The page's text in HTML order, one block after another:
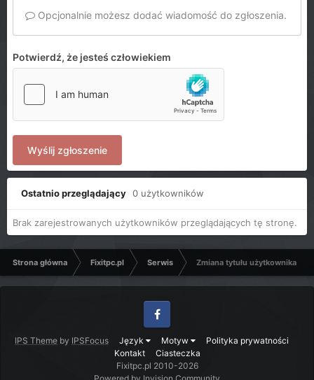
Opcjonalnie możesz dodać wiadomość do zgłoszenia.
Potwierdź, że jesteś człowiekiem
Wyślij zgłoszenie
Ostatnio przeglądający 0 użytkowników
Brak zarejestrowanych użytkowników przeglądających tę stronę.
Strona główna Fixitpc.pl Serwis Zmiana tytułu użytkownika
IPS Theme by IPSFocus Język Motyw
Polityka prywatności
Kontakt
Ciasteczka
Facebook
Fixitpc.pl 2010-2026